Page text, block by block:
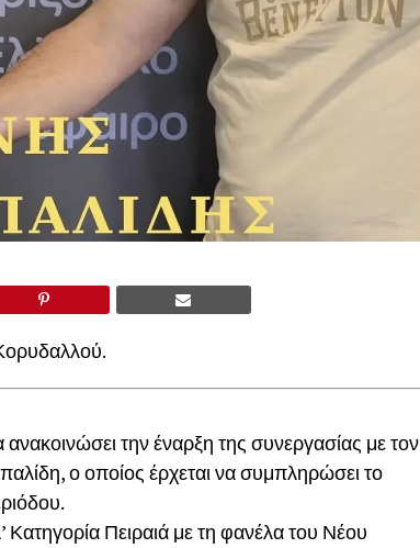
την έναρξη της συνεργασίας με τον
ο οποίος έρχεται να συμπληρώσει το
Πειραιά με τη φανέλα του Νέου